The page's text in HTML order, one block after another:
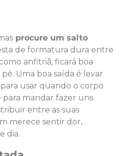
procure um salto
de formatura dura entre
anfitriã, ficará boa
Uma boa saída é levar
usar quando o corpo
para mandar fazer uns
entre as suas
merece sentir dor,
dia.